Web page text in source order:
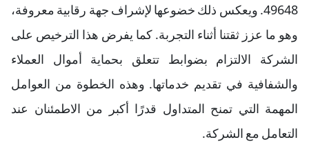
49648. ويعكس ذلك خضوعها لإشراف جهة رقابية معروفة،
وهو ما عزز ثقتنا أثناء التجربة. كما يفرض هذا الترخيص على
الشركة الالتزام بضوابط تتعلق بحماية أموال العملاء
والشفافية في تقديم خدماتها. وهذه الخطوة من العوامل
المهمة التي تمنح المتداول قدرًا أكبر من الاطمئنان عند
التعامل مع الشركة.